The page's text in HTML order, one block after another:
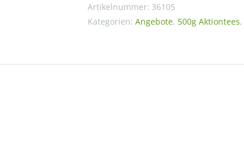
Artikelnummer: 36105
Kategorien: Angebote, 500g Aktiontees,